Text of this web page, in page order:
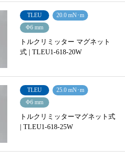
TLEU
20.0 mN･m
Φ6 mm
トルクリミッター マグネット
式 | TLEU1-618-20W
TLEU
25.0 mN･m
Φ6 mm
トルクリミッターマグネット式
| TLEU1-618-25W